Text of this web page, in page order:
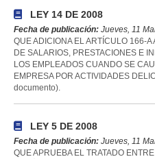
LEY 14 DE 2008
Fecha de publicación: Jueves, 11
QUE ADICIONA EL ARTÍCULO 166-
DE SALARIOS, PRESTACIONES E
LOS EMPLEADOS CUANDO SE
EMPRESA POR ACTIVIDADES
documento).
LEY 5 DE 2008
Fecha de publicación: Jueves, 11
QUE APRUEBA EL TRATADO